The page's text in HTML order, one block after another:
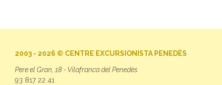
2003 - 2026 © CENTRE EXCURSIONISTA PENEDÈS
Pere el Gran, 18 - Vilafranca del Penedès
93 817 22 41